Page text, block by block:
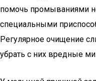
помочь промываниями
специальными
Регулярное очищение
убрать с них вредные